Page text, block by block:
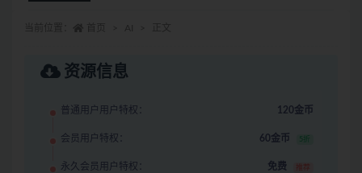
资源信息
普通用户用户特权： 120金币
会员用户特权： 60金币 5折
永久会员用户特权： 免费 推荐